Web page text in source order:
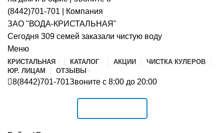
Сегодня 309 семей заказали чистую воду
Меню
КРИСТАЛЬНАЯ КАТАЛОГ АКЦИИ
ЧИСТКА КУЛЕРОВ
ЮР. ЛИЦАМ
ОТЗЫВЫ
8(8442)701-701Звоните с 8:00 до 20:00